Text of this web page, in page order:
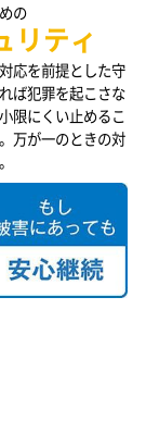
の
リティ
応を前提とした守
ば犯罪を起こさな
限にくい止めるこ
万が一のときの対